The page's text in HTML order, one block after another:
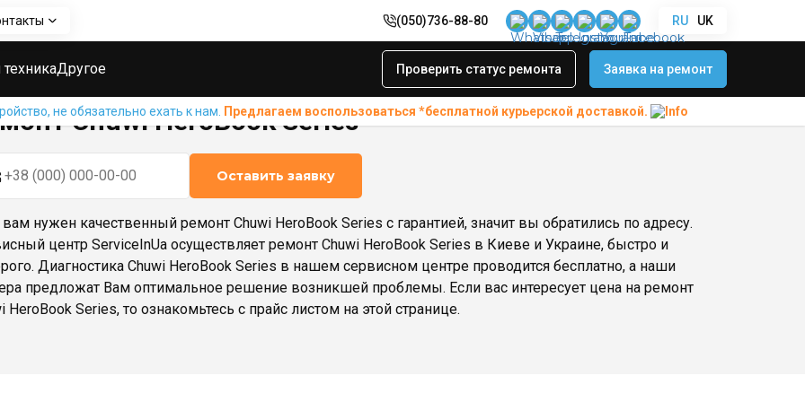
(050)736-88-80 RU UK
Другое Проверить статус ремонта Заявка на ремонт
не обязательно ехать к нам. Предлагаем воспользоваться *бесплатной курьерской доставкой.
Chuwi HeroBook Series
Оставить заявку
вам нужен качественный ремонт Chuwi HeroBook Series с гарантией, значит вы обратились по адресу.
центр ServiceInUa осуществляет ремонт Chuwi HeroBook Series в Киеве и Украине, быстро и
Диагностика Chuwi HeroBook Series в нашем сервисном центре проводится бесплатно, а наши
предложат Вам оптимальное решение возникшей проблемы. Если вас интересует цена на ремонт
HeroBook Series, то ознакомьтесь с прайс листом на этой странице.